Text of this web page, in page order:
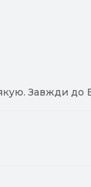
Завжди до